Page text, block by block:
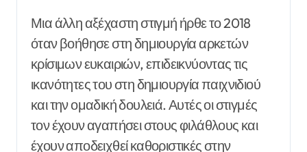
Μια άλλη αξέχαστη στιγμή ήρθε το 2018
όταν βοήθησε στη δημιουργία αρκετών
κρίσιμων ευκαιριών, επιδεικνύοντας τις
ικανότητες του στη δημιουργία παιχνιδιού
και την ομαδική δουλειά. Αυτές οι στιγμές
τον έχουν αγαπήσει στους φιλάθλους και
έχουν αποδειχθεί καθοριστικές στην